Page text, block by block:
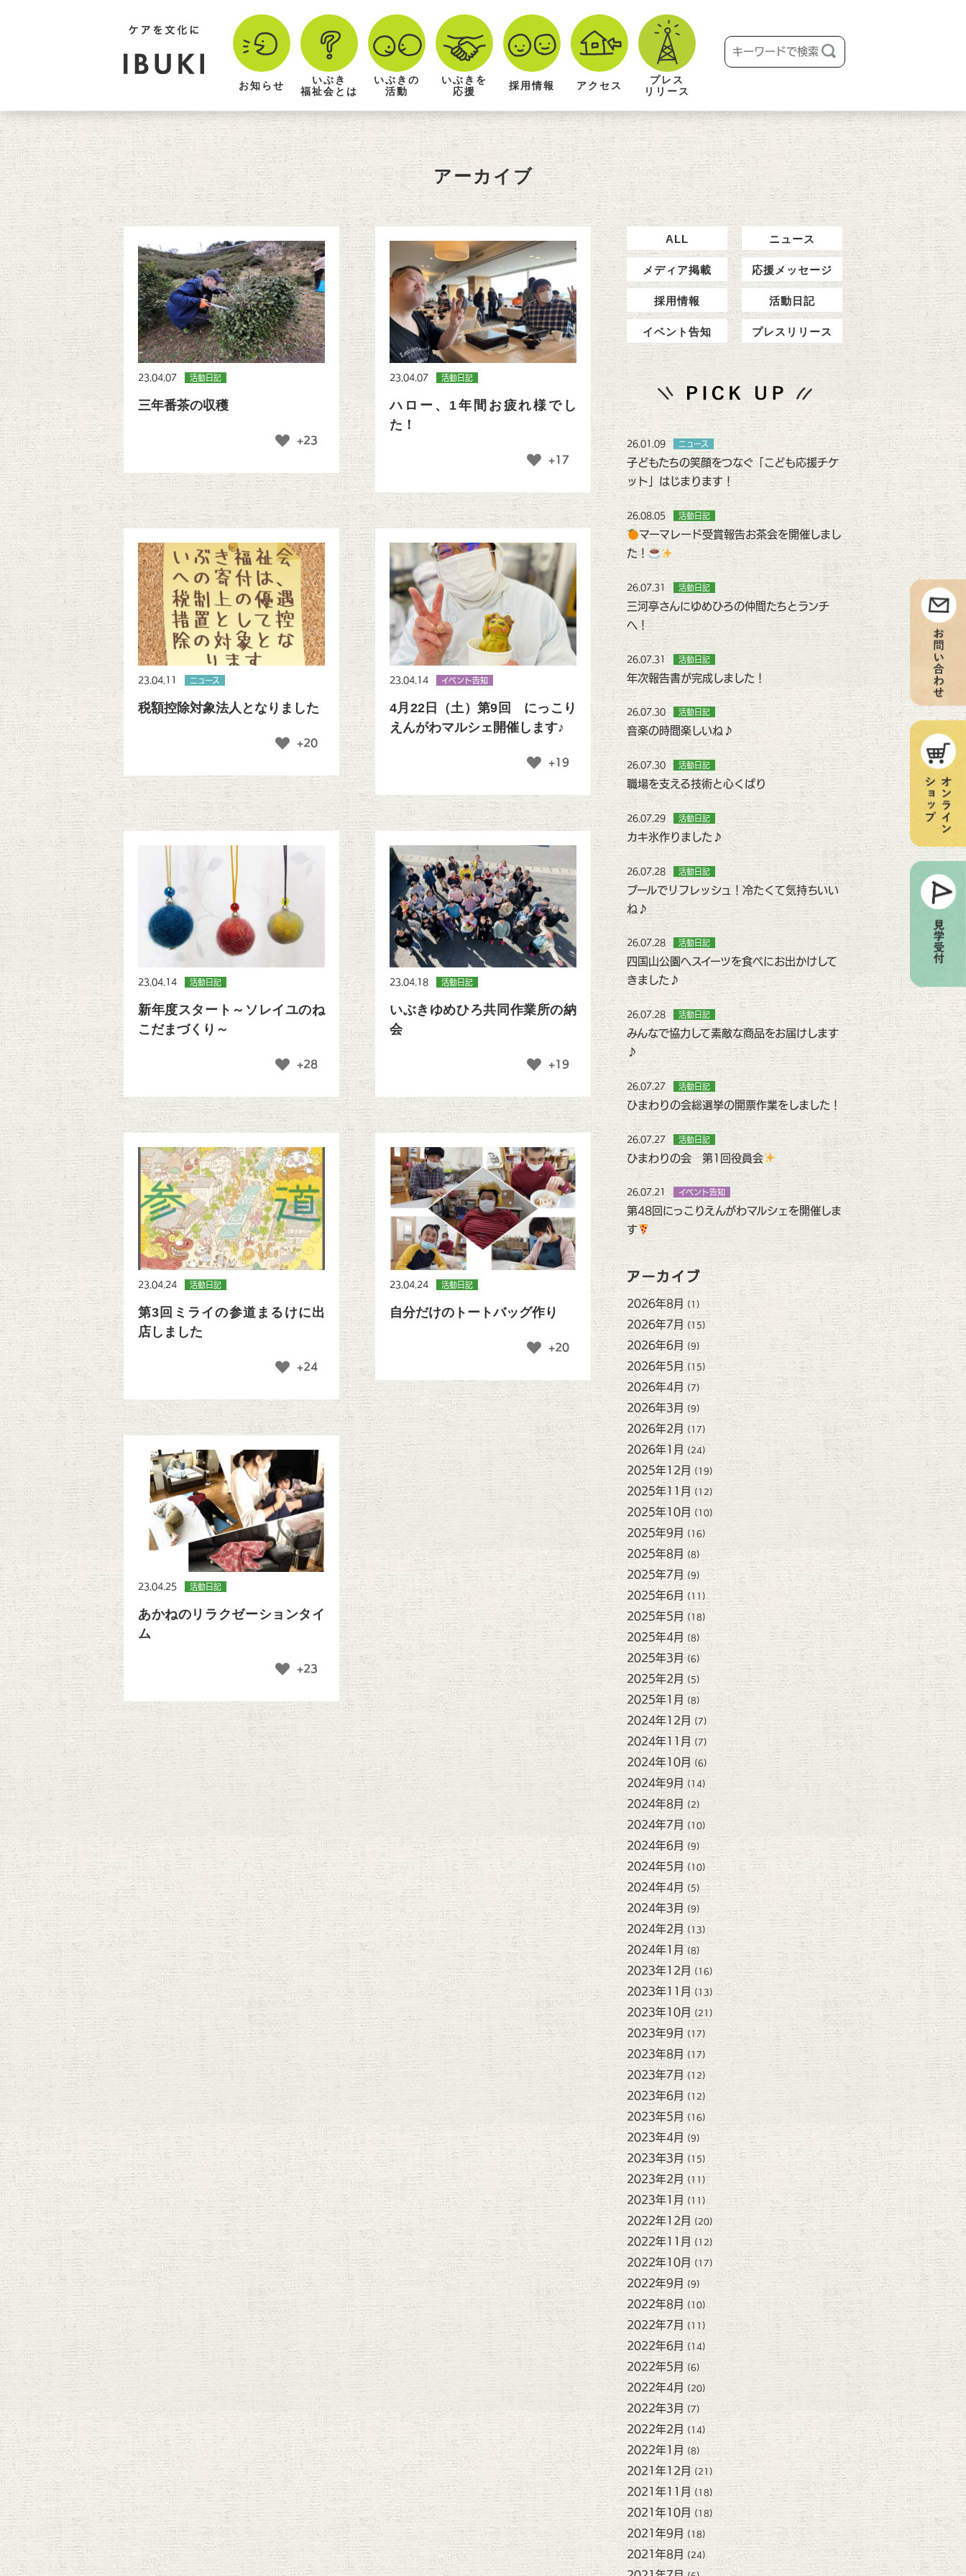
お知らせ
いぶき
福祉会とは
いぶきの
活動
いぶきを
応援
採用情報 アクセス
プレス
リリース
アーカイブ
23.04.07 活動日記
三年番茶の収穫
+23
23.04.07 活動日記
ハロー、1年間お疲れ様でし
た！
+17
23.04.11 ニュース
税額控除対象法人となりました
+20
23.04.14 イベント告知
4月22日（土）第9回 にっこり
えんがわマルシェ開催します♪
+19
23.04.14 活動日記
新年度スタート～ソレイユのね
こだまづくり～
+28
23.04.18 活動日記
いぶきゆめひろ共同作業所の納
会
+19
23.04.24 活動日記
第3回ミライの参道まるけに出
店しました
+24
23.04.24 活動日記
自分だけのトートバッグ作り
+20
23.04.25 活動日記
あかねのリラクゼーションタイ
ム
+23
ALL ニュース
メディア掲載 応援メッセージ
採用情報 活動日記
イベント告知 プレスリリース
26.01.09 ニュース
子どもたちの笑顔をつなぐ「こども応援チケ
ット」はじまります！
26.08.05 活動日記
マーマレード受賞報告お茶会を開催しまし
た！
26.07.31 活動日記
三河亭さんにゆめひろの仲間たちとランチ
へ！
26.07.31 活動日記
年次報告書が完成しました！
26.07.30 活動日記
音楽の時間楽しいね♪
26.07.30 活動日記
職場を支える技術と心くばり
26.07.29 活動日記
カキ氷作りました♪
26.07.28 活動日記
プールでリフレッシュ！冷たくて気持ちいい
ね♪
26.07.28 活動日記
四国山公園へスイーツを食べにお出かけして
きました♪
26.07.28 活動日記
みんなで協力して素敵な商品をお届けします
♪
26.07.27 活動日記
ひまわりの会総選挙の開票作業をしました！
26.07.27 活動日記
ひまわりの会 第1回役員会
26.07.21 イベント告知
第48回にっこりえんがわマルシェを開催しま
す
アーカイブ
2026年8月 (1)
2026年7月 (15)
2026年6月 (9)
2026年5月 (15)
2026年4月 (7)
2026年3月 (9)
2026年2月 (17)
2026年1月 (24)
2025年12月 (19)
2025年11月 (12)
2025年10月 (10)
2025年9月 (16)
2025年8月 (8)
2025年7月 (9)
2025年6月 (11)
2025年5月 (18)
2025年4月 (8)
2025年3月(6)
2025年2月 (5)
2025年1月 (8)
2024年12月 (7)
2024年11月 (7)
2024年10月 (6)
2024年9月 (14)
2024年8月 (2)
2024年7月 (10)
2024年6月 (9)
2024年5月 (10)
2024年4月 (5)
2024年3月 (9)
2024年2月 (13)
2024年1月 (8)
2023年12月 (16)
2023年11月 (13)
2023年10月 (21)
2023年9月 (17)
2023年8月 (17)
2023年7月 (12)
2023年6月 (12)
2023年5月 (16)
2023年4月 (9)
2023年3月 (15)
2023年2月 (11)
2023年1月 (11)
2022年12月 (20)
2022年11月 (12)
2022年10月 (17)
2022年9月 (9)
2022年8月 (10)
2022年7月 (11)
2022年6月 (14)
2022年5月 (6)
2022年4月 (20)
2022年3月 (7)
2022年2月 (14)
2022年1月 (8)
2021年12月 (21)
2021年11月 (18)
2021年10月 (18)
2021年9月 (18)
2021年8月 (24)